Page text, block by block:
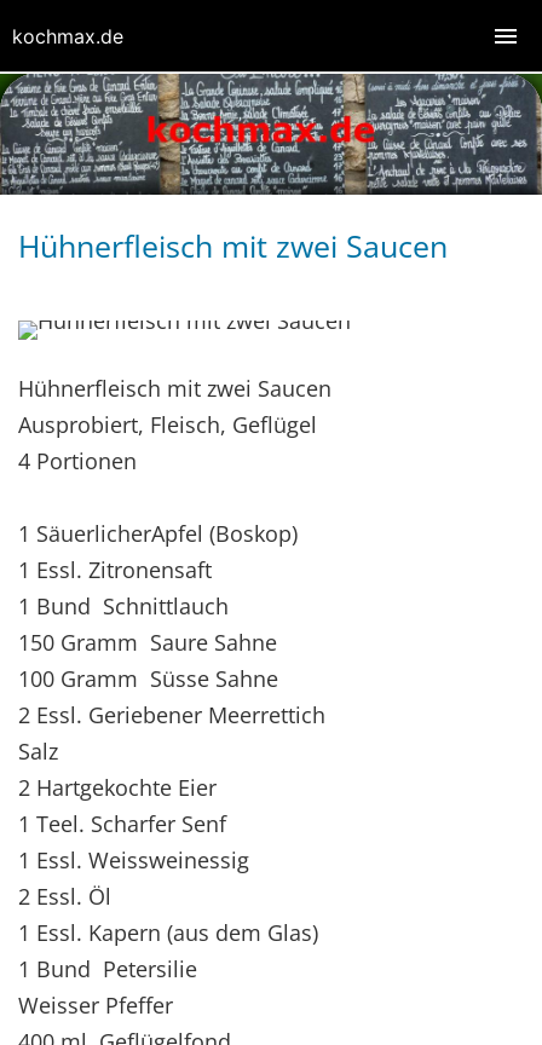
Hühnerfleisch mit zwei Saucen
Hühnerfleisch mit zwei Saucen
Ausprobiert, Fleisch, Geflügel
4 Portionen
1 SäuerlicherApfel (Boskop)
1 Essl. Zitronensaft
1 Bund Schnittlauch
150 Gramm Saure Sahne
100 Gramm Süsse Sahne
2 Essl. Geriebener Meerrettich
Salz
2 Hartgekochte Eier
1 Teel. Scharfer Senf
1 Essl. Weissweinessig
2 Essl. Öl
1 Essl. Kapern (aus dem Glas)
1 Bund Petersilie
Weisser Pfeffer
kochmax.de